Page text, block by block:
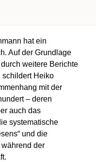
hat ein
Auf der Grundlage
weitere Berichte
schildert Heiko
mit der
– deren
auch das
systematische
und die
der